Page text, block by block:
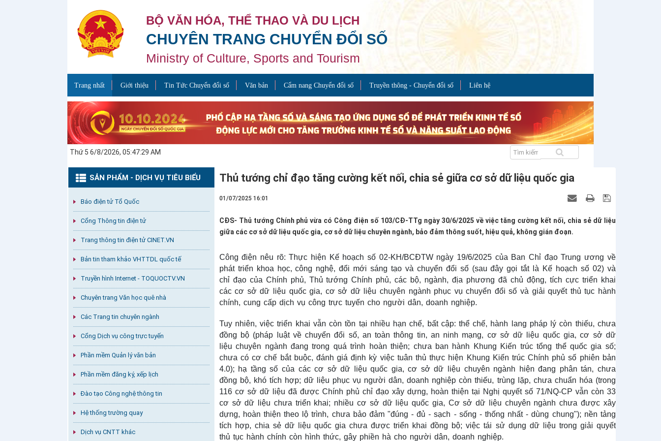
BỘ VĂN HÓA, THỂ THAO VÀ DU LỊCH
CHUYÊN TRANG CHUYỂN ĐỔI SỐ
Ministry of Culture, Sports and Tourism
Trang nhất Giới thiệu Tin Tức Chuyển đổi số Văn bản Cẩm nang Chuyển đổi số Truyền thông - Chuyển đổi số Liên hệ
Thứ 5 6/8/2026, 05:47:29 AM
SẢN PHẨM - DỊCH VỤ TIÊU BIỂU
Báo điện tử Tổ Quốc
Cổng Thông tin điện tử
Trang thông tin điện tử CINET.VN
Bản tin tham khảo VHTTDL quốc tế
Truyền hình Internet - TOQUOCTV.VN
Chuyên trang Văn học quê nhà
Các Trang tin chuyên ngành
Cổng Dịch vụ công trực tuyến
Phần mềm Quản lý văn bản
Phần mềm đăng ký, xếp lịch
Đào tạo Công nghệ thông tin
Hệ thống trường quay
Dịch vụ CNTT khác
Thủ tướng chỉ đạo tăng cường kết nối, chia sẻ giữa cơ sở dữ liệu quốc gia
01/07/2025 16:01
CĐS- Thủ tướng Chính phủ vừa có Công điện số 103/CĐ-TTg ngày 30/6/2025 về việc tăng cường kết nối, chia sẻ dữ liệu
giữa các cơ sở dữ liệu quốc gia, cơ sở dữ liệu chuyên ngành, bảo đảm thông suốt, hiệu quả, không gián đoạn.
Công điện nêu rõ: Thực hiện Kế hoạch số 02-KH/BCĐTW ngày 19/6/2025 của Ban Chỉ đạo Trung ương về
phát triển khoa học, công nghệ, đổi mới sáng tạo và chuyển đổi số (sau đây gọi tắt là Kế hoạch số 02) và
chỉ đạo của Chính phủ, Thủ tướng Chính phủ, các bộ, ngành, địa phương đã chủ động, tích cực triển khai
các cơ sở dữ liệu quốc gia, cơ sở dữ liệu chuyên ngành phục vụ chuyển đổi số và giải quyết thủ tục hành
chính, cung cấp dịch vụ công trực tuyến cho người dân, doanh nghiệp.
Tuy nhiên, việc triển khai vẫn còn tồn tại nhiều hạn chế, bất cập: thể chế, hành lang pháp lý còn thiếu, chưa
đồng bộ (pháp luật về chuyển đổi số, an toàn thông tin, an ninh mạng, cơ sở dữ liệu quốc gia, cơ sở dữ
liệu chuyên ngành đang trong quá trình hoàn thiện; chưa ban hành Khung Kiến trúc tổng thể quốc gia số;
chưa có cơ chế bắt buộc, đánh giá định kỳ việc tuân thủ thực hiện Khung Kiến trúc Chính phủ số phiên bản
4.0); hạ tầng số của các cơ sở dữ liệu quốc gia, cơ sở dữ liệu chuyên ngành hiện đang phân tán, chưa
đồng bộ, khó tích hợp; dữ liệu phục vụ người dân, doanh nghiệp còn thiếu, trùng lặp, chưa chuẩn hóa (trong
116 cơ sở dữ liệu đã được Chính phủ chỉ đạo xây dựng, hoàn thiện tại Nghị quyết số 71/NQ-CP vẫn còn 33
cơ sở dữ liệu chưa triển khai; nhiều cơ sở dữ liệu quốc gia, Cơ sở dữ liệu chuyên ngành chưa được xây
dựng, hoàn thiện theo lộ trình, chưa bảo đảm "đúng - đủ - sạch - sống - thống nhất - dùng chung"); nền tảng
tích hợp, chia sẻ dữ liệu quốc gia chưa được triển khai đồng bộ; việc tái sử dụng dữ liệu trong giải quyết
thủ tục hành chính còn hình thức, gây phiền hà cho người dân, doanh nghiệp.